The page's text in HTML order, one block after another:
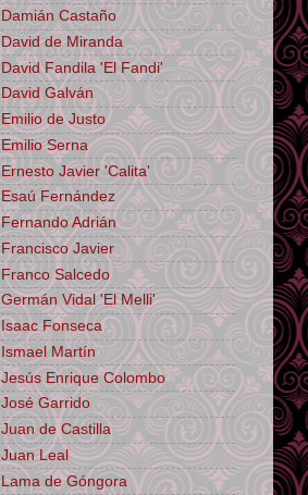
Damián Castaño
David de Miranda
David Fandila 'El Fandi'
David Galván
Emilio de Justo
Emilio Serna
Ernesto Javier 'Calita'
Esaú Fernández
Fernando Adrián
Francisco Javier
Franco Salcedo
Germán Vidal 'El Melli'
Isaac Fonseca
Ismael Martín
Jesús Enrique Colombo
José Garrido
Juan de Castilla
Juan Leal
Lama de Góngora